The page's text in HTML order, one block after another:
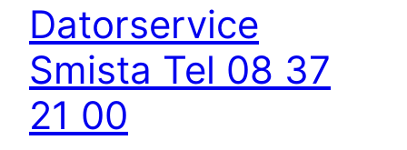
Datorservice
Smista Tel 08 37
21 00